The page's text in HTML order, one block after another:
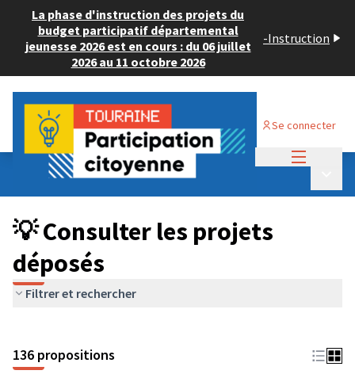
La phase d'instruction des projets du
budget participatif départemental
jeunesse 2026 est en cours : du 06 juillet
2026 au 11 octobre 2026
-Instruction
Se connecter
Budget Participatif JEUNESSE 2024
💡 Consulter les projets déposés
💡 Consulter les projets
déposés
Filtrer et rechercher
136 propositions